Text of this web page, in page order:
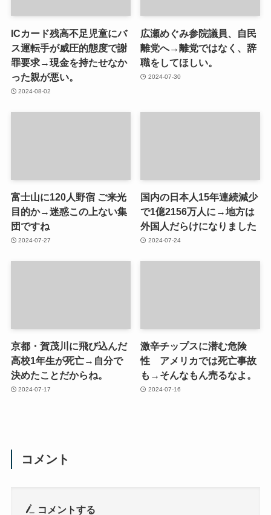
ICカード残高不足児童にバ
ス運転手が威圧的態度で謝
罪要求→現金を持たせなか
った親が悪い。
2024-08-02
広瀬めぐみ参院議員、自民
離党へ→離党ではなく、辞
職をしてほしい。
2024-07-30
富士山に120人野宿 ご来光
目的か→迷惑この上ない集
団ですね
2024-07-27
国内の日本人15年連続減少
で1億2156万人に→地方は
外国人だらけになりました
2024-07-24
京都・賀茂川に飛び込んだ
高校1年生が死亡→自分で
決めたことだからね。
2024-07-17
激辛チップスに潜む危険
性 アメリカでは死亡事故
も→そんなもん売るなよ。
2024-07-16
コメント
コメントする